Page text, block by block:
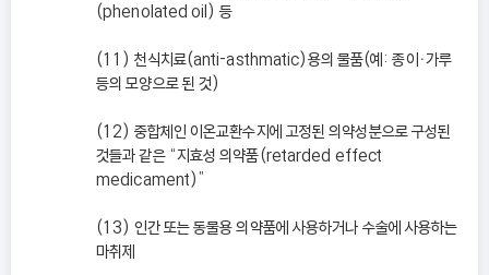
(phenolated oil) 등
(11) 천식치료(anti-asthmatic)용의 물품(예: 종이ㆍ가루
등의 모양으로 된 것)
(12) 중합체인 이온교환수지에 고정된 의약성분으로 구성된
것들과 같은 “지효성 의약품(retarded effect
medicament)”
(13) 인간 또는 동물용 의약품에 사용하거나 수술에 사용하는
마취제